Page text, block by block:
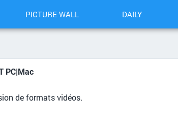
PICTURE WALL DAILY
PC|Mac
de formats vidéos.